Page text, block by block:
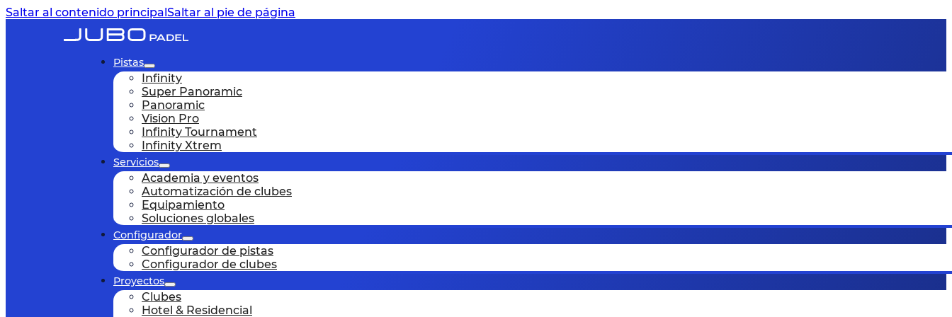
Saltar al contenido principalSaltar al pie de página
Pistas
Infinity
Super Panoramic
Panoramic
Vision Pro
Infinity Tournament
Infinity Xtrem
Servicios
Academia y eventos
Automatización de clubes
Equipamiento
Soluciones globales
Configurador
Configurador de pistas
Configurador de clubes
Proyectos
Clubes
Hotel & Residencial